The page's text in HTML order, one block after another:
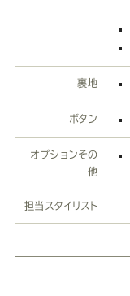
裏地
ボタン
オプションその
他
担当スタイリスト